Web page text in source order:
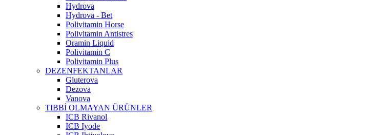
Hydrova
Hydrova - Bet
Polivitamin Horse
Polivitamin Antistres
Oramin Liquid
Polivitamin C
Polivitamin Plus
DEZENFEKTANLAR
Gluterova
Dezova
Vanova
TIBBİ OLMAYAN ÜRÜNLER
ICB Rivanol
ICB Iyode